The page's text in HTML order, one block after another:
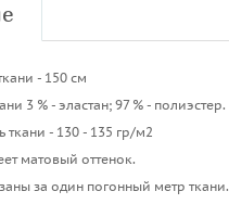
- 150 см
3 % - эластан; 97 % - полиэстер.
ткани - 130 - 135 гр/м2
матовый оттенок.
за один погонный метр ткани.